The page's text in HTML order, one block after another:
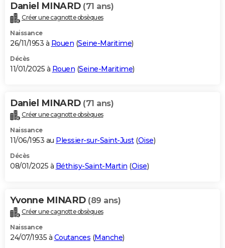
Daniel MINARD (71 ans)
Créer une cagnotte obsèques
Naissance
26/11/1953 à Rouen (Seine-Maritime)
Décès
11/01/2025 à Rouen (Seine-Maritime)
Daniel MINARD (71 ans)
Créer une cagnotte obsèques
Naissance
11/06/1953 au Plessier-sur-Saint-Just(Oise)
Décès
08/01/2025 à Béthisy-Saint-Martin (Oise)
Yvonne MINARD (89 ans)
Créer une cagnotte obsèques
Naissance
24/07/1935 à Coutances (Manche)